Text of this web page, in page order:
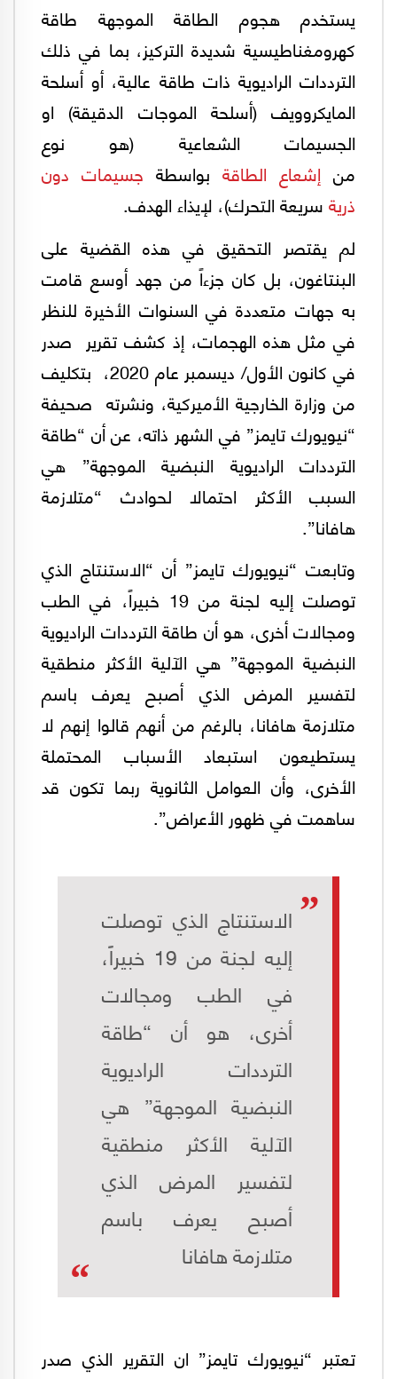
يستخدم هجوم الطاقة الموجهة طاقة
كهرومغناطيسية شديدة التركيز، بما في ذلك
الترددات الراديوية ذات طاقة عالية، أو أسلحة
المايكروويف (أسلحة الموجات الدقيقة) او
الجسيمات الشعاعية (هو نوع
من إشعاع الطاقة بواسطة جسيمات دون
ذريةسريعة التحرك)، لإيذاء الهدف.
لم يقتصر التحقيق في هذه القضية على
البنتاغون، بل كان جزءاً من جهد أوسع قامت
به جهات متعددة في السنوات الأخيرة للنظر
في مثل هذه الهجمات، إذ كشف تقرير صدر
في كانون الأول/ ديسمبر عام 2020، بتكليف
من وزارة الخارجية الأميركية، ونشرته صحيفة
“نيويورك تايمز” في الشهر ذاته، عن أن “طاقة
الترددات الراديوية النبضية الموجهة” هي
السبب الأكثر احتمالا لحوادث “متلازمة
هافانا”.
وتابعت “نيويورك تايمز” أن “الاستنتاج الذي
توصلت إليه لجنة من 19 خبيراً، في الطب
ومجالات أخرى، هو أن طاقة الترددات الراديوية
النبضية الموجهة” هي الآلية الأكثر منطقية
لتفسير المرض الذي أصبح يعرف باسم
متلازمة هافانا، بالرغم من أنهم قالوا إنهم لا
يستطيعون استبعاد الأسباب المحتملة
الأخرى، وأن العوامل الثانوية ربما تكون قد
ساهمت في ظهور الأعراض”.
الاستنتاج الذي توصلت
إليه لجنة من 19 خبيراً،
في الطب ومجالات
أخرى، هو أن “طاقة
الترددات الراديوية
النبضية الموجهة” هي
الآلية الأكثر منطقية
لتفسير المرض الذي
أصبح يعرف باسم
متلازمة هافانا
تعتبر “نيويورك تايمز” ان التقرير الذي صدر